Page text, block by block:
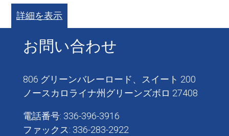
詳細を表示
お問い合わせ
806 グリーンバレーロード、スイート 200
ノースカロライナ州グリーンズボロ 27408
電話番号: 336-396-3916
ファックス: 336-283-2922